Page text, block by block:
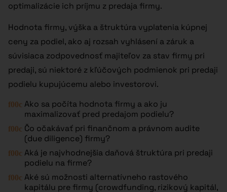
optimalizácie ich príjmu z predaja firmy.
Hodnota firmy, výška a štruktúra vyplatenia kúpnej
ceny za podiel, ako aj rozsah vyhlásení a záruk a
súvisiaca zodpovednosť majiteľov za stav firmy pri
predaji, sú niektoré z kľúčových podmienok pri predaji
podielu kupujúcemu alebo investorovi.
Ako sa počíta hodnota firmy a ako ju
maximalizovať pred predajom podielu?
Čo očakávať pri finančnom a právnom audite
(due diligence) firmy?
Aká je najvhodnejšia daňová štruktúra pri predaji
podielu na firme?
Aké sú možnosti alternatívneho rastového
kapitálu pre firmy (crowdfunding, rizikový kapitál,